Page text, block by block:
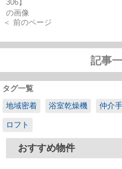
＜ 前のページ
記事
タグ一覧
地域密着
浴室乾燥機 仲介
ロフト
おすすめ物件